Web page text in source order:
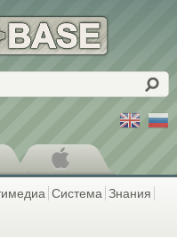
Система Знания